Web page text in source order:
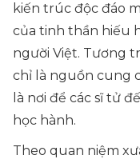
kiến trúc độc đáo
của tinh thần hiếu
người Việt. Tương
chỉ là nguồn cung
là nơi để các sĩ tử
học hành.
Theo quan niệm